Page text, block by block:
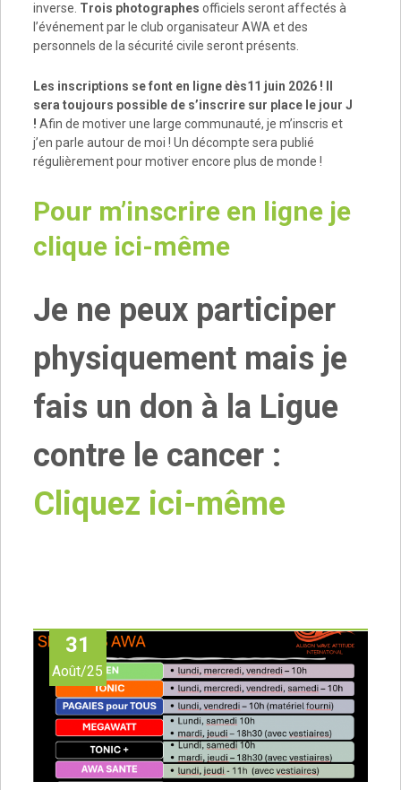
inverse. Trois photographes officiels seront affectés à
l’événement par le club organisateur AWA et des
personnels de la sécurité civile seront présents.
Les inscriptions se font en ligne dès11 juin 2026 ! Il
sera toujours possible de s’inscrire sur place le jour J
! Afin de motiver une large communauté, je m’inscris et
j’en parle autour de moi ! Un décompte sera publié
régulièrement pour motiver encore plus de monde !
Pour m’inscrire en ligne je
clique ici-même
Je ne peux participer
physiquement mais je
fais un don à la Ligue
contre le cancer :
Cliquez ici-même
31
Août/25